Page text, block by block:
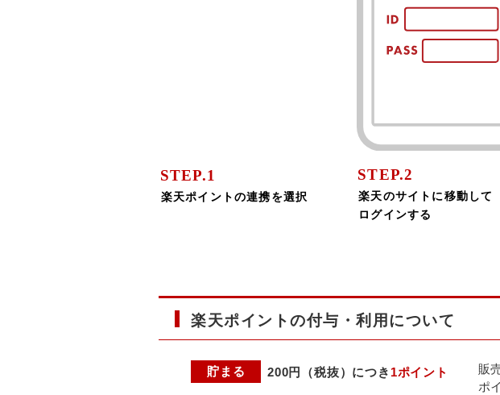
STEP.1
楽天ポイントの連携を選択
STEP.2
楽天のサイトに移動して
ログインする
楽天ポイントの付与・利用について
貯まる 200円（税抜）につき 1ポイント
販
ポ